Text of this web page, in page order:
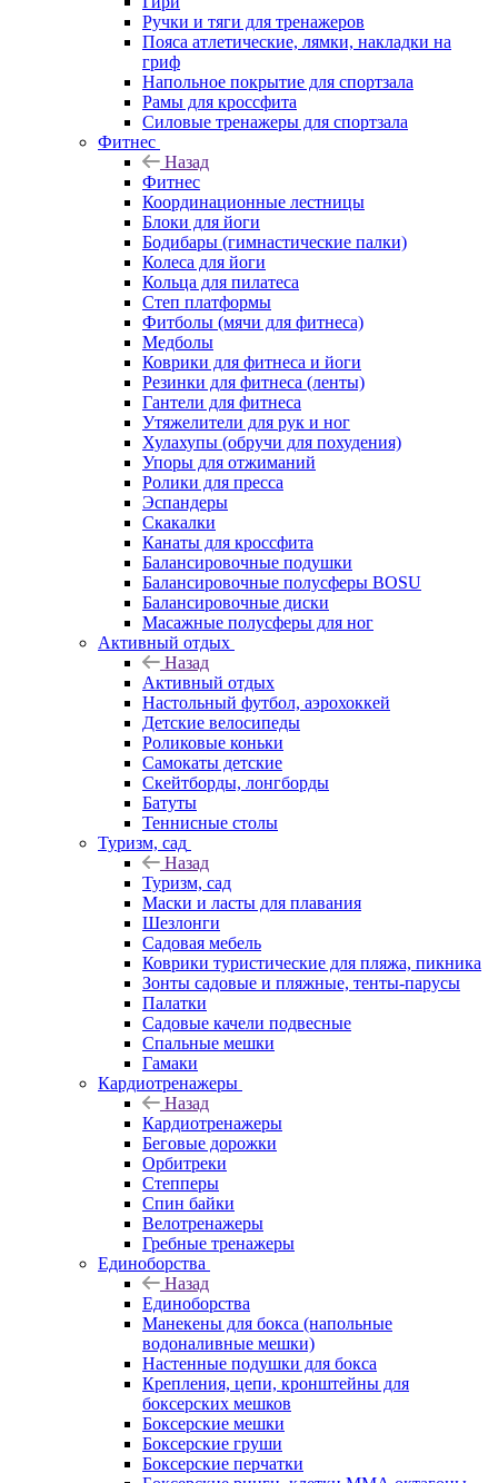
Ручки и тяги для тренажеров
Пояса атлетические, лямки, накладки на
гриф
Напольное покрытие для спортзала
Рамы для кроссфита
Силовые тренажеры для спортзала
Фитнес
Назад
Фитнес
Координационные лестницы
Блоки для йоги
Бодибары (гимнастические палки)
Колеса для йоги
Кольца для пилатеса
Степ платформы
Фитболы (мячи для фитнеса)
Медболы
Коврики для фитнеса и йоги
Резинки для фитнеса (ленты)
Гантели для фитнеса
Утяжелители для рук и ног
Хулахупы (обручи для похудения)
Упоры для отжиманий
Ролики для пресса
Эспандеры
Скакалки
Канаты для кроссфита
Балансировочные подушки
Балансировочные полусферы BOSU
Балансировочные диски
Масажные полусферы для ног
Активный отдых
Назад
Активный отдых
Настольный футбол, аэрохоккей
Детские велосипеды
Роликовые коньки
Самокаты детские
Скейтборды, лонгборды
Батуты
Теннисные столы
Туризм, сад
Назад
Туризм, сад
Маски и ласты для плавания
Шезлонги
Садовая мебель
Коврики туристические для пляжа, пикника
Зонты садовые и пляжные, тенты-парусы
Палатки
Садовые качели подвесные
Спальные мешки
Гамаки
Кардиотренажеры
Назад
Кардиотренажеры
Беговые дорожки
Орбитреки
Степперы
Спин байки
Велотренажеры
Гребные тренажеры
Единоборства
Назад
Единоборства
Манекены для бокса (напольные
водоналивные мешки)
Настенные подушки для бокса
Крепления, цепи, кронштейны для
боксерских мешков
Боксерские мешки
Боксерские груши
Боксерские перчатки